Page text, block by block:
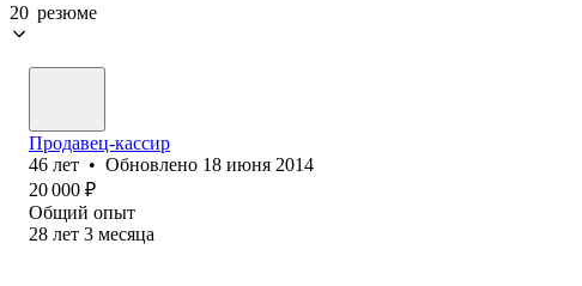
20 резюме
Продавец-кассир
46 лет • Обновлено 18 июня 2014
20 000 ₽
Общий опыт
28 лет 3 месяца